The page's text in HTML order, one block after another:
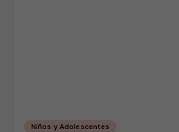
Niños y Adolescentes